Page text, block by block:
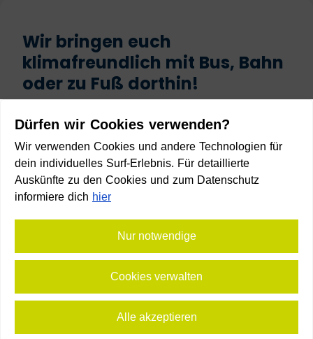
Wir bringen euch
klimafreundlich mit Bus, Bahn
oder zu Fuß dorthin!
Start
Anreise planen
Vollbild
Dürfen wir Cookies verwenden?
Wir verwenden Cookies und andere Technologien für
dein individuelles Surf-Erlebnis. Für detaillierte
Auskünfte zu den Cookies und zum Datenschutz
informiere dich hier
Nur notwendige
Cookies verwalten
Alle akzeptieren